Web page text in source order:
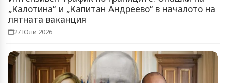
„Калотина“ и „Капитан Андреево“ в началото на
лятната ваканция
27 Юли 2026